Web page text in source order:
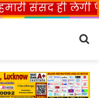
ही लेगी फैसला’